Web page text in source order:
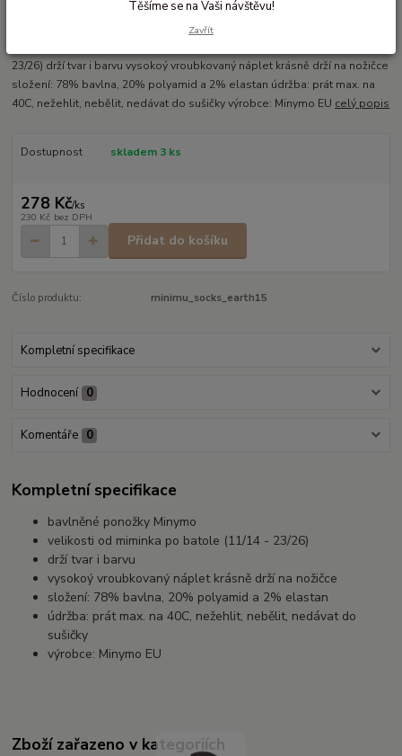
23/26) drží tvar i barvu vysokoý vroubkovaný náplet krásně drží na nožičce
složení: 78% bavlna, 20% polyamid a 2% elastan údržba: prát max. na
40C, nežehlit, nebělit, nedávat do sušičky výrobce: Minymo EU celý popis
Dostupnost skladem 3 ks
278 Kč/ks
230 Kč bez DPH
Přidat do košíku
Číslo produktu: minimu_socks_earth15
Kompletní specifikace
Hodnocení 0
Komentáře 0
Kompletní specifikace
bavlněné ponožky Minymo
velikosti od miminka po batole (11/14 - 23/26)
drží tvar i barvu
vysokoý vroubkovaný náplet krásně drží na nožičce
složení: 78% bavlna, 20% polyamid a 2% elastan
údržba: prát max. na 40C, nežehlit, nebělit, nedávat do
sušičky
výrobce: Minymo EU
Zboží zařazeno v kategoriích
Těšíme se na Vaši návštěvu!
Zavřít